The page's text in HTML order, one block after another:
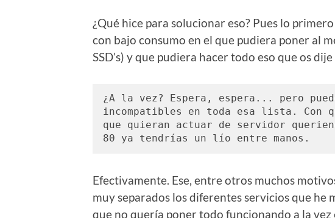
¿Qué hice para solucionar eso? Pues lo
con bajo consumo en el que pudiera poner al
SSD’s) y que pudiera hacer todo eso que os dije
¿A la vez? Espera, espera... pero
incompatibles en toda esa lista. Con
que quieran actuar de servidor
80 ya tendrías un lío entre manos.
Efectivamente. Ese, entre otros muchos
muy separados los diferentes servicios que he
que no quería poner todo funcionando a la